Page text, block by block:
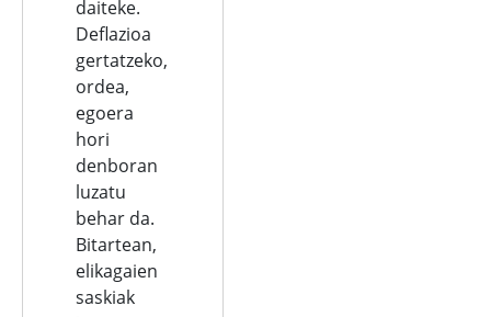
daiteke.
Deflazioa
gertatzeko,
ordea,
egoera
hori
denboran
luzatu
behar da.
Bitartean,
elikagaien
saskiak